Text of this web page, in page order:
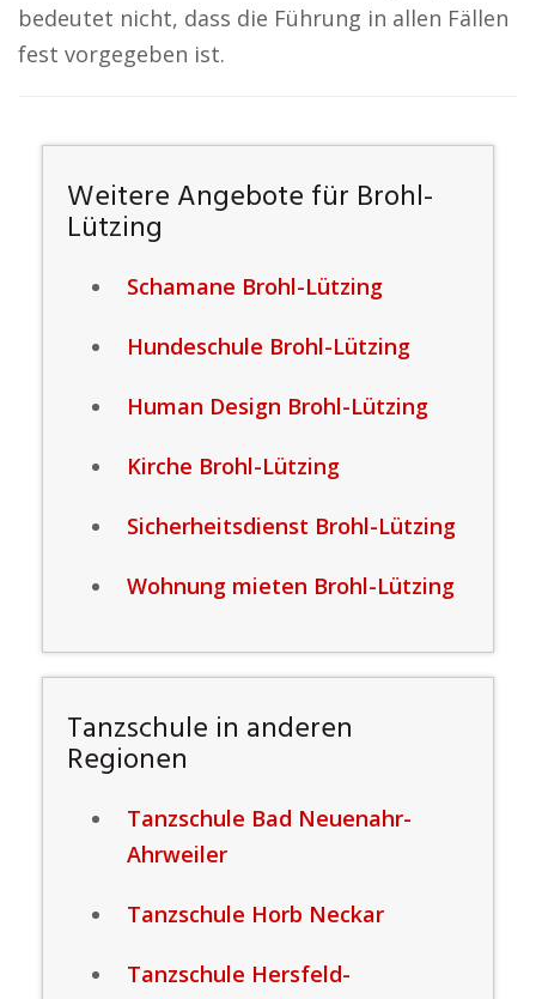
bedeutet nicht, dass die Führung in allen Fällen
fest vorgegeben ist.
Weitere Angebote für Brohl-
Lützing
Schamane Brohl-Lützing
Hundeschule Brohl-Lützing
Human Design Brohl-Lützing
Kirche Brohl-Lützing
Sicherheitsdienst Brohl-Lützing
Wohnung mieten Brohl-Lützing
Tanzschule in anderen
Regionen
Tanzschule Bad Neuenahr-
Ahrweiler
Tanzschule Horb Neckar
Tanzschule Hersfeld-